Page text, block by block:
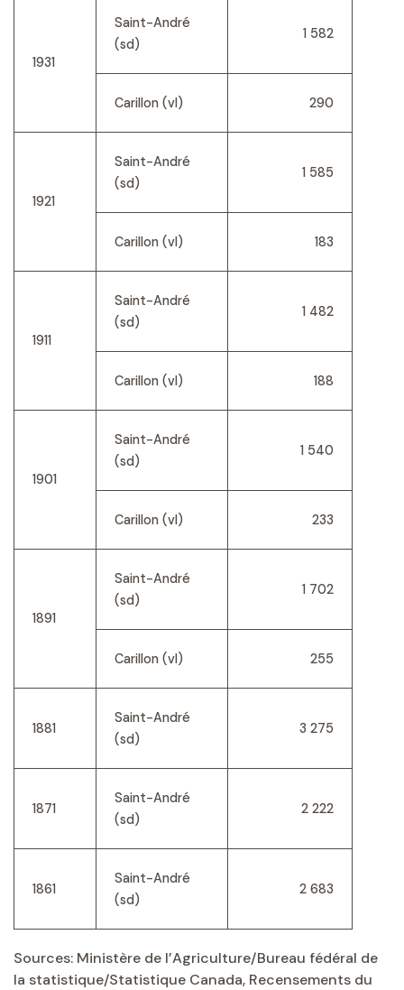
1931
Saint-André
(sd)
1 582
Carillon (vl) 290
1921
Saint-André
(sd)
1 585
Carillon (vl) 183
1911
Saint-André
(sd)
1 482
Carillon (vl) 188
1901
Saint-André
(sd)
1 540
Carillon (vl) 233
1891
Saint-André
(sd)
1 702
Carillon (vl) 255
1881
Saint-André
(sd)
3 275
1871
Saint-André
(sd)
2 222
1861
Saint-André
(sd)
2 683
Sources: Ministère de l’Agriculture/Bureau fédéral de
la statistique/Statistique Canada, Recensements du